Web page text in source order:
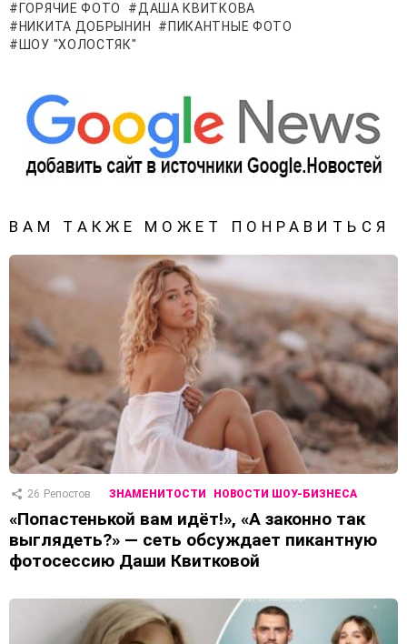
ГОРЯЧИЕ ФОТО
ДАША КВИТКОВА
НИКИТА ДОБРЫНИН
ПИКАНТНЫЕ ФОТО
ШОУ "ХОЛОСТЯК"
ВАМ ТАКЖЕ МОЖЕТ ПОНРАВИТЬСЯ
26 Репостов ЗНАМЕНИТОСТИ НОВОСТИ ШОУ-БИЗНЕСА
«Попастенькой вам идёт!», «А законно так
выглядеть?» — сеть обсуждает пикантную
фотосессию Даши Квитковой